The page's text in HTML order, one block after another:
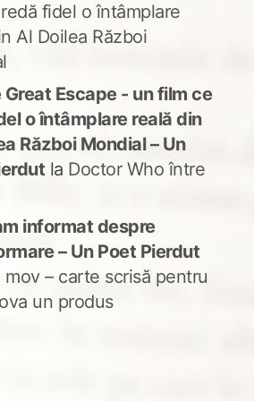
fidel o întâmplare
Al Doilea Război
Great Escape - un film ce
o întâmplare reală din
Război Mondial – Un
la Doctor Who între
informat despre
– Un Poet Pierdut
mov – carte scrisă pentru
un produs